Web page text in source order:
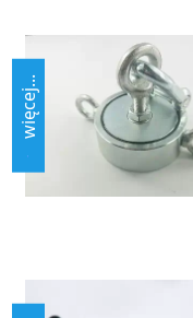
więcej...